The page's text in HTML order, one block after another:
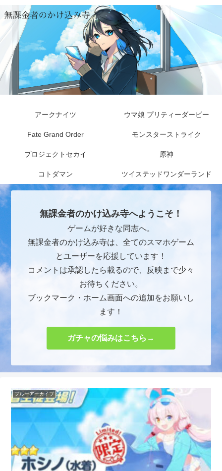
アークナイツ ウマ娘 プリティーダービー
Fate Grand Order モンスターストライク
プロジェクトセカイ 原神
コトダマン ツイステッドワンダーランド
無課金者のかけ込み寺へようこそ！
ゲームが好きな同志へ。
無課金者のかけ込み寺は、全てのスマホゲーム
とユーザーを応援しています！
コメントは承認したら載るので、反映まで少々
お待ちください。
ブックマーク・ホーム画面への追加をお願いし
ます！
ガチャの悩みはこちら→
ブルーアーカイブ